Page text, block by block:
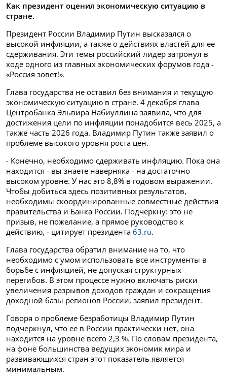
Как президент оценил экономическую ситуацию в
стране.
Президент России Владимир Путин высказался о
высокой инфляции, а также о действиях властей для ее
сдерживания. Эти темы российский лидер затронул в
ходе одного из главных экономических форумов года -
«Россия зовет!».
Глава государства не оставил без внимания и текущую
экономическую ситуацию в стране. 4 декабря глава
Центробанка Эльвира Набиуллина заявила, что для
достижения цели по инфляции понадобится весь 2025, а
также часть 2026 года. Владимир Путин также заявил о
проблеме высокого уровня роста цен.
- Конечно, необходимо сдерживать инфляцию. Пока она
находится - вы знаете наверняка - на достаточно
высоком уровне. У нас это 8,8% в годовом выражении.
Чтобы добиться здесь позитивных результатов,
необходимы скоординированные совместные действия
правительства и Банка России. Подчеркну: это не
призыв, не пожелание, а прямое руководство к
действию, - цитирует президента 63.ru.
Глава государства обратил внимание на то, что
необходимо с умом использовать все инструменты в
борьбе с инфляцией, не допуская структурных
перегибов. В этом процессе нужно включать риски
увеличения разрывов доходов граждан и сокращения
доходной базы регионов России, заявил президент.
Говоря о проблеме безработицы Владимир Путин
подчеркнул, что ее в России практически нет, она
находится на уровне всего 2,3 %. По словам президента,
на фоне большинства ведущих экономик мира и
развивающихся стран этот показатель является
минимальным.